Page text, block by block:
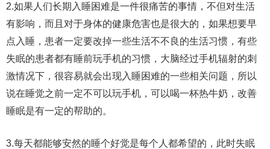
2.如果人们长期入睡困难是一件很痛苦的事情，不但对生活
有影响，而且对于身体的健康危害也是很大的，如果想要早
点入睡，患者一定要改掉一些生活不不良的生活习惯，有些
失眠的患者都有睡前玩手机的习惯，大脑经过手机辐射的刺
激情况下，很容易就会出现入睡困难的一些相关问题，所以
说在睡觉之前一定不可以玩手机，可以喝一杯热牛奶，改善
睡眠是有一定的帮助的。
3.每天都能够安然的睡个好觉是每个人都希望的，此时失眠